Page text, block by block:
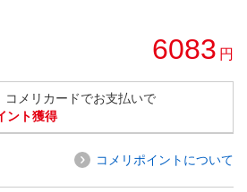
6083 円
コメリカードでお支払いで
ント獲得
コメリポイントについて